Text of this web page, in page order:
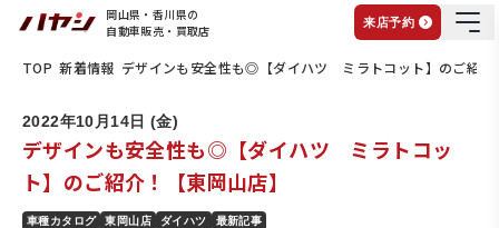
岡山県・香川県の
自動車販売・買取店
来店予約
TOP 新着情報 デザインも安全性も◎【ダイハツ ミラトコット】のご紹介
2022年10月14日 (金)
デザインも安全性も◎【ダイハツ ミラトコッ
ト】のご紹介！【東岡山店】
車種カタログ 東岡山店 ダイハツ 最新記事